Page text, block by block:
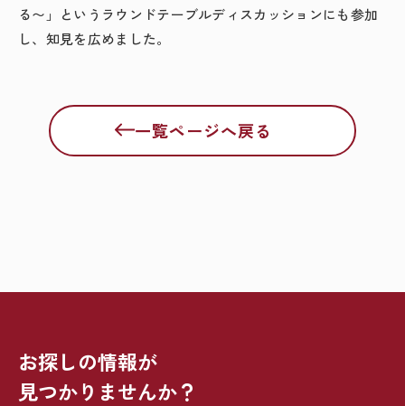
る〜」というラウンドテーブルディスカッションにも参加
し、知見を広めました。
一覧ページへ戻る
お探しの情報が
見つかりませんか？